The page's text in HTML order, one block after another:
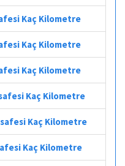
Kaç Kilometre
Kaç Kilometre
Kaç Kilometre
Kaç Kilometre
Kaç Kilometre
Kaç Kilometre